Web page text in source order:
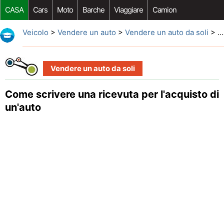
CASA Cars Moto Barche Viaggiare Camion
Riparazione Auto Acquisto Auto Car Opzioni Aftermarket
Veicolo > Vendere un auto > Vendere un auto da soli > Come scrivere una ricevuta per l'acquisto di un'auto
Vendere un auto da soli
Come scrivere una ricevuta per l'acquisto di
un'auto